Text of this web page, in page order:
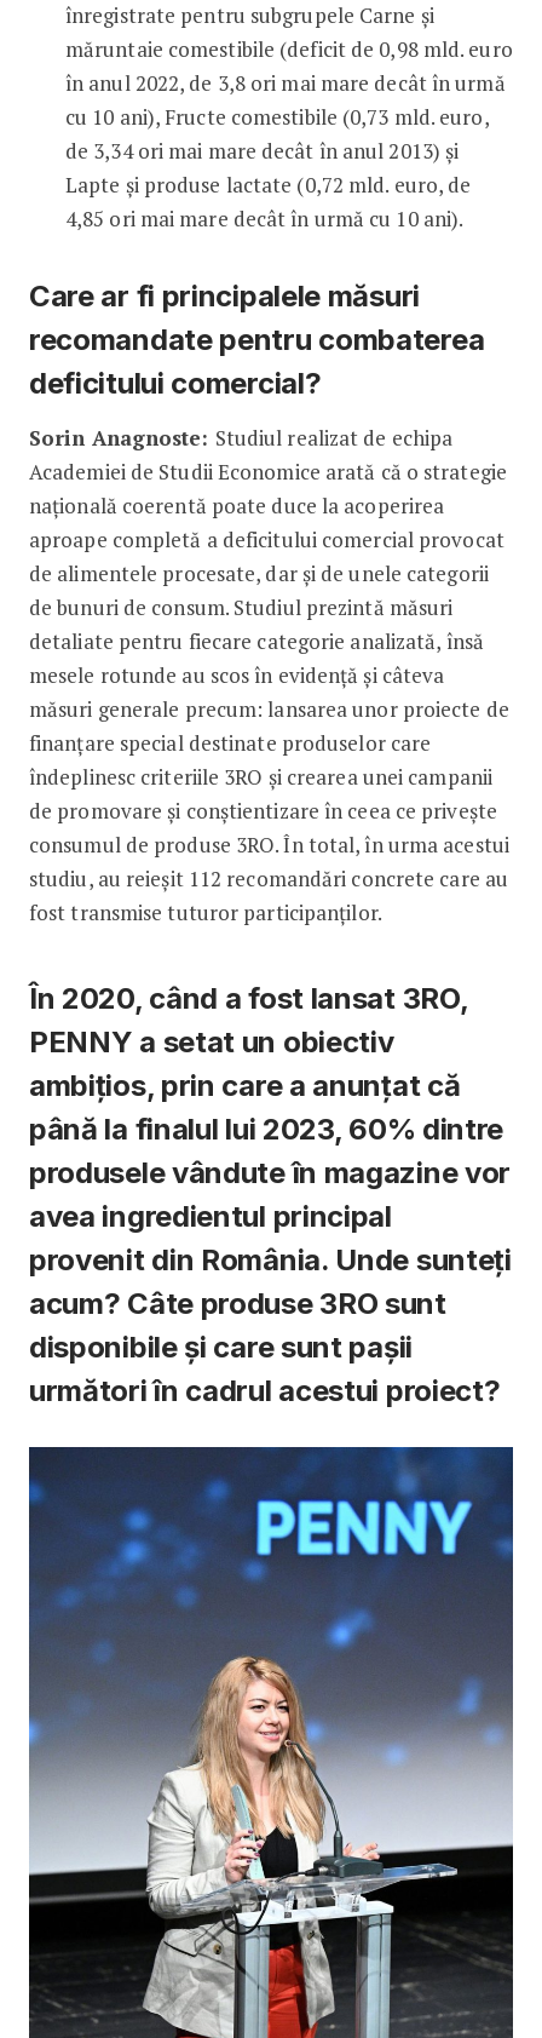
înregistrate pentru subgrupele Carne și
măruntaie comestibile (deficit de 0,98 mld. euro
în anul 2022, de 3,8 ori mai mare decât în urmă
cu 10 ani), Fructe comestibile (0,73 mld. euro,
de 3,34 ori mai mare decât în anul 2013) și
Lapte și produse lactate (0,72 mld. euro, de
4,85 ori mai mare decât în urmă cu 10 ani).
Care ar fi principalele măsuri
recomandate pentru combaterea
deficitului comercial?
Sorin Anagnoste: Studiul realizat de echipa
Academiei de Studii Economice arată că o strategie
națională coerentă poate duce la acoperirea
aproape completă a deficitului comercial provocat
de alimentele procesate, dar și de unele categorii
de bunuri de consum. Studiul prezintă măsuri
detaliate pentru fiecare categorie analizată, însă
mesele rotunde au scos în evidență și câteva
măsuri generale precum: lansarea unor proiecte de
finanțare special destinate produselor care
îndeplinesc criteriile 3RO și crearea unei campanii
de promovare și conștientizare în ceea ce privește
consumul de produse 3RO. În total, în urma acestui
studiu, au reieșit 112 recomandări concrete care au
fost transmise tuturor participanților.
În 2020, când a fost lansat 3RO,
PENNY a setat un obiectiv
ambițios, prin care a anunțat că
până la finalul lui 2023, 60% dintre
produsele vândute în magazine vor
avea ingredientul principal
provenit din România. Unde sunteți
acum? Câte produse 3RO sunt
disponibile și care sunt pașii
următori în cadrul acestui proiect?